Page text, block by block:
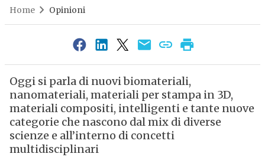
Home Opinioni
Oggi si parla di nuovi biomateriali,
nanomateriali, materiali per stampa in 3D,
materiali compositi, intelligenti e tante nuove
categorie che nascono dal mix di diverse
scienze e all’interno di concetti
multidisciplinari